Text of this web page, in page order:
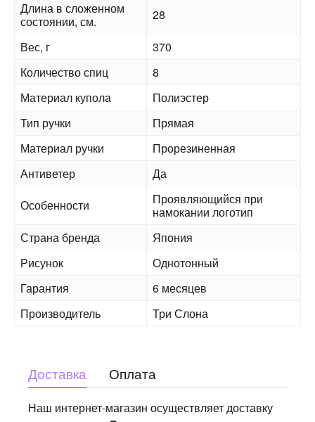
Длина в сложенном
состоянии, см.
28
Вес, г
370
Количество спиц
8
Материал купола
Полиэстер
Тип ручки
Прямая
Материал ручки
Прорезиненная
Антиветер
Да
Особенности
Проявляющийся при
намокании логотип
Страна бренда
Япония
Рисунок
Однотонный
Гарантия
6 месяцев
Производитель
Три Слона
Доставка Оплата
Наш интернет-магазин осуществляет доставку